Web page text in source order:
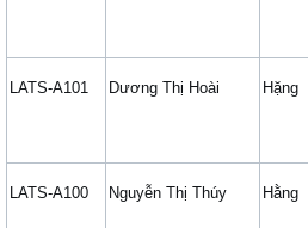
LATS-A101 Dương Thị Hoài Hặng
LATS-A100 Nguyễn Thị Thúy Hằng